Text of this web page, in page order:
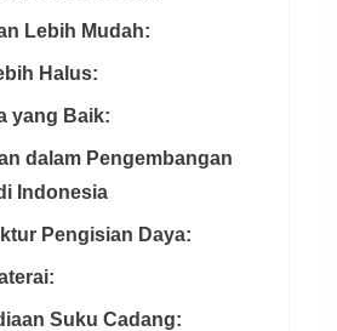
Lebih Mudah:
Halus:
yang Baik:
dalam Pengembangan
Indonesia
Pengisian Daya:
Suku Cadang: